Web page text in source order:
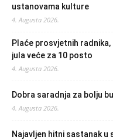
ustanovama kulture
4. Augusta 2026.
Plaće prosvjetnih
jula veće za 10 posto
4. Augusta 2026.
Dobra saradnja za bolju
4. Augusta 2026.
Najavljen hitni sastanak u